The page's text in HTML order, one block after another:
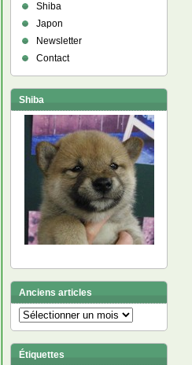
Shiba
Japon
Newsletter
Contact
Shiba
Anciens articles
Anciens
articles
Étiquettes